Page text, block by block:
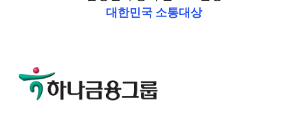
대한민국 소통대상